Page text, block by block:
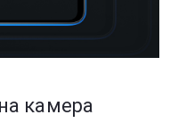
камера